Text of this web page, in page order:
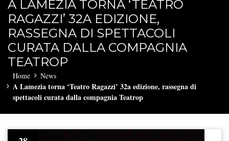
A LAMEZIA TORNA ʻTEATRO
RAGAZZIʼ 32A EDIZIONE,
RASSEGNA DI SPETTACOLI
CURATA DALLA COMPAGNIA
TEATROP
Home News
A Lamezia torna ʻTeatro Ragazziʼ 32a edizione, rassegna di
spettacoli curata dalla compagnia Teatrop